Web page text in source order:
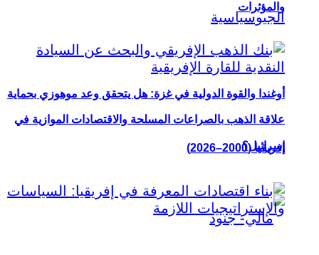
أوغندا والقوة الدولية في غزة: هل يتحقق وعد موهوزي بحماية
إسرائيل؟
والمؤثرات
علاقة الذهب بالصراعات المسلحة والاقتصادات الموازية في
إفريقيا (2000–2026)